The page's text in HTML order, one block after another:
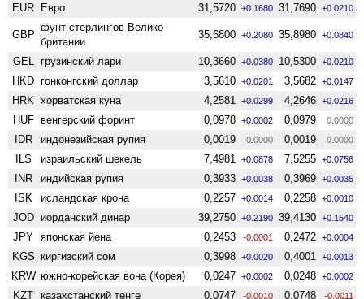
EUR Евро 31,5720 +0.1680 31,7690 +0.0210
GBP
фунт стерлингов Велико­
британии
35,6800 +0.2080 35,8980 +0.0840
GEL грузинский лари 10,3660 +0.0380 10,5300 +0.0210
HKD гонконгский доллар 3,5610 +0.0201 3,5682 +0.0147
HRK хорватская куна 4,2581 +0.0299 4,2646 +0.0216
HUF венгерский форинт 0,0978 +0.0002 0,0979 0.0000
IDR индонезийская рупия 0,0019 0.0000 0,0019 0.0000
ILS израильский шекель 7,4981 +0.0878 7,5255 +0.0756
INR индийская рупия 0,3933 +0.0038 0,3969 +0.0035
ISK исландская крона 0,2257 +0.0014 0,2258 +0.0010
JOD иорданский динар 39,2750 +0.2190 39,4130 +0.1540
JPY японская йена 0,2453 -0.0001 0,2472 +0.0004
KGS киргизский сом 0,3998 +0.0020 0,4001 +0.0013
KRW южно-корейская вона (Корея) 0,0247 +0.0002 0,0248 +0.0002
KZT казахстанский тенге 0,0747 -0.0010 0,0748 -0.0011